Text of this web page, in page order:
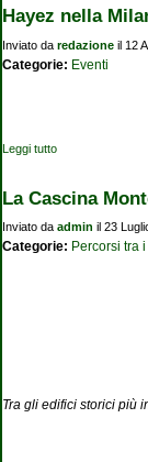
Hayez nella
Inviato da redazione il 12
Categorie: Eventi
Leggi tutto
La Cascina
Inviato da admin il 23
Categorie: Percorsi tra
Tra gli edifici storici più